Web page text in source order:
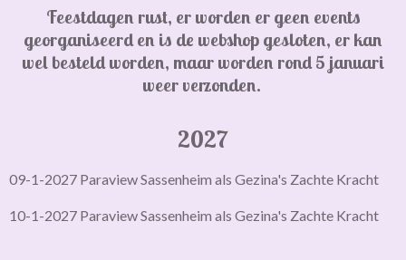
Feestdagen rust, er worden er geen events
georganiseerd en is de webshop gesloten, er kan
wel besteld worden, maar worden rond 5 januari
weer verzonden.
2027
09-1-2027 Paraview Sassenheim als Gezina's Zachte Kracht
10-1-2027 Paraview Sassenheim als Gezina's Zachte Kracht